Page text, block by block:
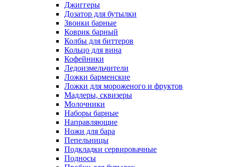
садов
Барный инвентарь
Бокалы металлические
Гейзеры
Горелки
Декораторы для кофе
Джиггеры
Дозатор для бутылки
Звонки барные
Коврик барный
Колбы для биттеров
Кольцо для вина
Кофейники
Ледоизмельчители
Ложки барменские
Ложки для мороженого и фруктов
Мадлеры, сквизеры
Молочники